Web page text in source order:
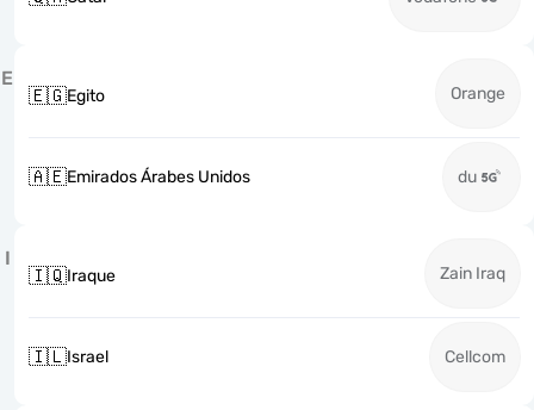
E
🇪🇬Egito Orange
🇦🇪Emirados Árabes Unidos du
I
🇮🇶Iraque Zain Iraq
🇮🇱Israel Cellcom